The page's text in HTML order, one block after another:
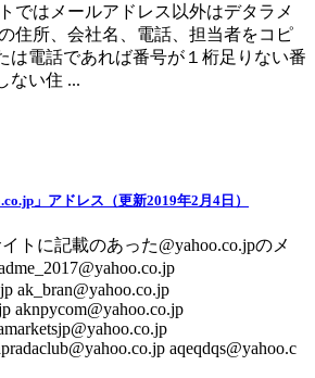
ではメールアドレス以外はデタラメ
住所、会社名、電話、担当者をコピ
は電話であれば番号が１桁足りない番
ない住 ...
」アドレス（更新2019年2月4日）
トに記載のあった@yahoo.co.jpのメ
ak_bran@yahoo.co.jp
aknpycom@yahoo.co.jp
aqeqdqs@yahoo.c